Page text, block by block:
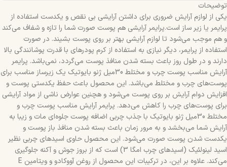
توضیحات
یکی از لوازم آرایش ضروری برای داشتن آرایشی بی نقص و یکدست استفاده از
پرایمر یا زیر ساز است.پرایمر آرایشی هم پوست صورت شما را تازه و شفاف می‌کند
و هم موجب می‌شود تا لوازم آرایشی بهتر بر روی پوست بشیند. در صورت
استفاده از پرایمر، دیگر نیازی به استفاده از کرم پودرهای با قدرت پوشانندگی بالا
دارند و در طول روز باعث بسته شدن منافذ پوست می‌گردد، نمی‌باشد. پرایمر
آرایش مناسب پوست چرب و مختلط 30میل ژنو بایوتیک یک زیرساز مناسب برای
پوست‌های چرب و مختلط می‌باشد. این محصول باعث حفظ یکدستی پوست و
افزایش دوام آرایش بر روی پوست می‌شود و هچنین عوارض ناشی از مواد آرایشی
برای پوست‌های چرب را کاهش می‌دهد. پرایمر آرایش مناسب پوست چرب و
مختلط 30میل ژنو بایوتیک با جذب چربی اضافه پوست جلوه‌ای مات و زیبا به
آرایش شما می‌بخشد و به مرور زمان باعث بسته شدن منافذ باز پوست و
یکدست شدن پوست صورت می‌شود. این محصول حاوی اسیدهای چربی نظیر
اسید لینولئیک (اسیدهای چرب امگا 3) است که از بروز جوش و آکنه جلوگیری
می‌کند. علاوه بر این، در ترکیبات این محصول از روغن آووکادو و ویتامین E